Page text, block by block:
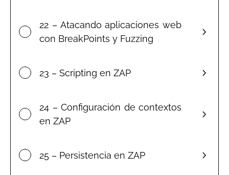
22 – Atacando aplicaciones web
con BreakPoints y Fuzzing
23 – Scripting en ZAP
24 – Configuración de contextos
en ZAP
25 – Persistencia en ZAP